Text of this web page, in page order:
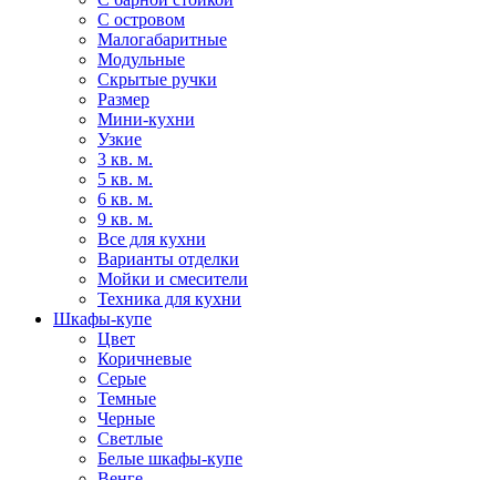
С островом
Малогабаритные
Модульные
Скрытые ручки
Размер
Мини-кухни
Узкие
3 кв. м.
5 кв. м.
6 кв. м.
9 кв. м.
Все для кухни
Варианты отделки
Мойки и смесители
Техника для кухни
Шкафы-купе
Цвет
Коричневые
Серые
Темные
Черные
Светлые
Белые шкафы-купе